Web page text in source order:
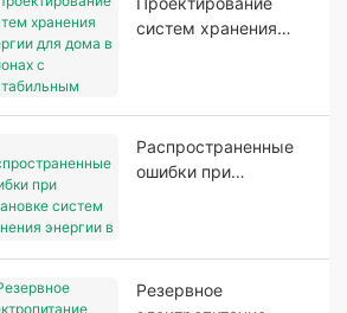
еще до установки?
систем хранения
Распространенные
ошибки при
производительность
Резервное